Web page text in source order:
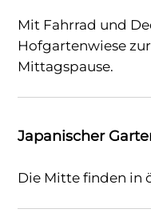
Mit Fahrrad und
Hofgartenwiese
Mittagspause.
Japanischer
Die Mitte finden in